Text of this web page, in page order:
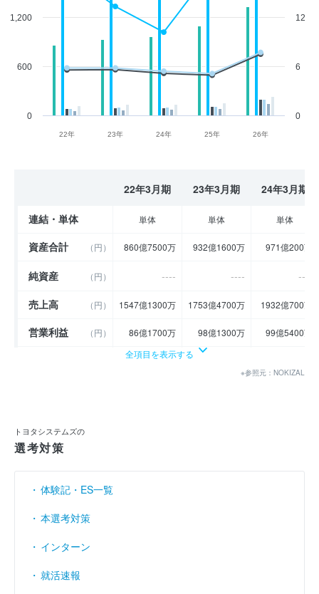
22年 23年 24年 25年 26年
0
600
1,200
0
6
12
22年3月期 23年3月期 24年3月期
連結・単体 単体 単体 単体
資産合計 （円） 860億7500万 932億1600万 971億200万
純資産 （円） ---- ----
----
売上高
（円） 1547億1300万 1753億4700万 1932億700万
営業利益 （円） 86億1700万 98億1300万 99億5400万
89億8400万
売上伸び率
営業利益率 （％） 5.57 5.6 5.15
経常利益率 （％）
全項目を表示する
※参照元：NOKIZAL
トヨタシステムズの
選考対策
体験記・ES一覧
本選考対策
インターン
就活速報